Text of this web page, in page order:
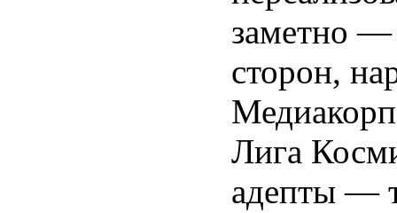
заметно —
сторон,
Лига
адепты —